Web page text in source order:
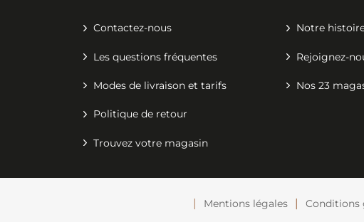
Contactez-nous
Les questions fréquentes
Modes de livraison et tarifs
Politique de retour
Trouvez votre magasin
Notre
Rejoignez-
Nos 23
Mentions légales Conditions